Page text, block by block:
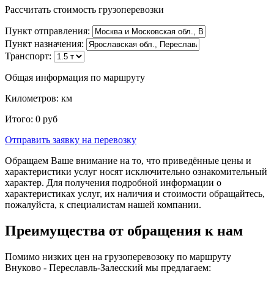
Рассчитать стоимость грузоперевозки
Пункт отправления:
Пункт назначения:
Транспорт:
Общая информация по маршруту
Километров: км
Итого: 0 руб
Отправить заявку на перевозку
Обращаем Ваше внимание на то, что приведённые цены и
характеристики услуг носят исключительно ознакомительный
характер. Для получения подробной информации о
характеристиках услуг, их наличия и стоимости обращайтесь,
пожалуйста, к специалистам нашей компании.
Преимущества от обращения к нам
Помимо низких цен на грузоперевозоку по маршруту
Внуково - Переславль-Залесский мы предлагаем: